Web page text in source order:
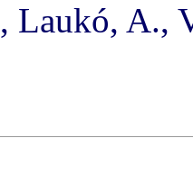
Laukó, A.,